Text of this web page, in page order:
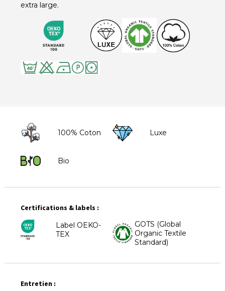
extra large.
100% Coton Luxe
Bio
Certifications & labels :
Label OEKO-
TEX
GOTS (Global
Organic Textile
Standard)
Entretien :